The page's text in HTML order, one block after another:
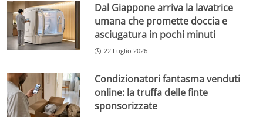
Dal Giappone arriva la lavatrice
umana che promette doccia e
asciugatura in pochi minuti
22 Luglio 2026
Condizionatori fantasma venduti
online: la truffa delle finte
sponsorizzate